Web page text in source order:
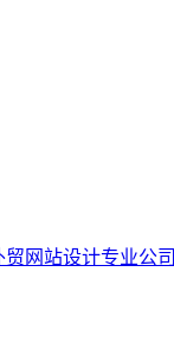
贸网站设计专业公司